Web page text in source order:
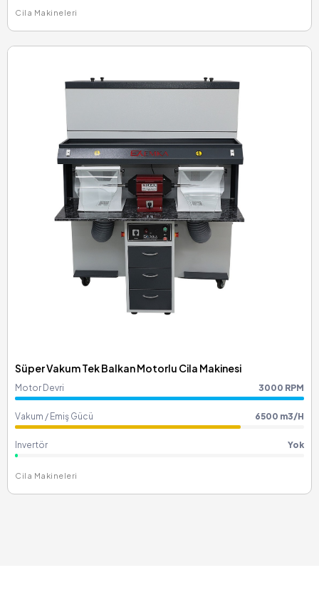
Cila Makineleri
Süper Vakum Tek Balkan Motorlu Cila Makinesi
Motor Devri 3000 RPM
Vakum / Emiş Gücü 6500 m3/H
Invertör Yok
Cila Makineleri